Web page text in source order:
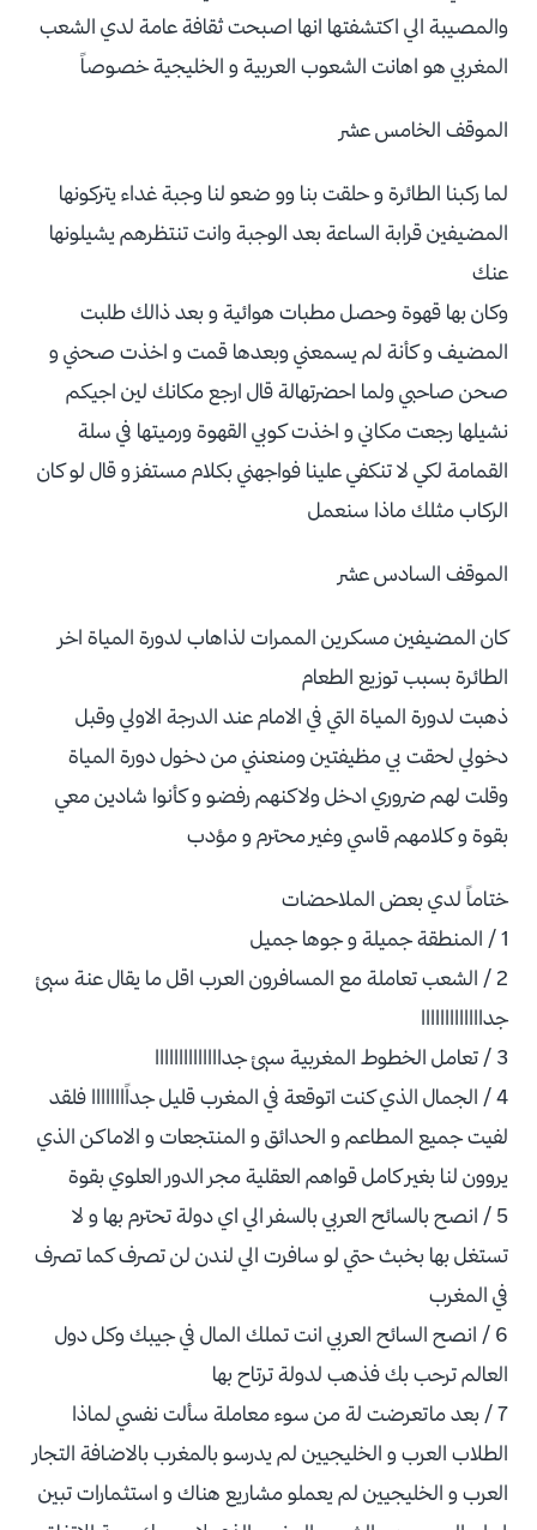
والمصيبة الي اكتشفتها انها اصبحت ثقافة عامة لدي الشعب
المغربي هو اهانت الشعوب العربية و الخليجية خصوصاً
الموقف الخامس عشر
لما ركبنا الطائرة و حلقت بنا وو ضعو لنا وجبة غداء يتركونها
المضيفين قرابة الساعة بعد الوجبة وانت تنتظرهم يشيلونها
عنك
وكان بها قهوة وحصل مطبات هوائية و بعد ذالك طلبت
المضيف و كأنة لم يسمعني وبعدها قمت و اخذت صحني و
صحن صاحبي ولما احضرتهالة قال ارجع مكانك لين اجيكم
نشيلها رجعت مكاني و اخذت كوبي القهوة ورميتها في سلة
القمامة لكي لا تنكفي علينا فواجهني بكلام مستفز و قال لو كان
الركاب مثلك ماذا سنعمل
الموقف السادس عشر
كان المضيفين مسكرين الممرات لذاهاب لدورة المياة اخر
الطائرة بسبب توزيع الطعام
ذهبت لدورة المياة التي في الامام عند الدرجة الاولي وقبل
دخولي لحقت بي مظيفتين ومنعنني من دخول دورة المياة
وقلت لهم ضروري ادخل ولاكنهم رفضو و كأنوا شادين معي
بقوة و كلامهم قاسي وغير محترم و مؤدب
ختاماً لدي بعض الملاحضات
1 / المنطقة جميلة و جوها جميل
2 / الشعب تعاملة مع المسافرون العرب اقل ما يقال عنة سيئ
جدااااااااااااا
3 / تعامل الخطوط المغربية سيئ جداااااااااااااا
4 / الجمال الذي كنت اتوقعة في المغرب قليل جداًااااااا فلقد
لفيت جميع المطاعم و الحدائق و المنتجعات و الاماكن الذي
يروون لنا بغير كامل قواهم العقلية مجر الدور العلوي بقوة
5 / انصح بالسائح العربي بالسفر الي اي دولة تحترم بها و لا
تستغل بها بخبث حتي لو سافرت الي لندن لن تصرف كما تصرف
في المغرب
6 / انصح السائح العربي انت تملك المال في جيبك وكل دول
العالم ترحب بك فذهب لدولة ترتاح بها
7 / بعد ماتعرضت لة من سوء معاملة سألت نفسي لماذا
الطلاب العرب و الخليجيين لم يدرسو بالمغرب بالاضافة التجار
العرب و الخليجيين لم يعملو مشاريع هناك و استثمارات تبين